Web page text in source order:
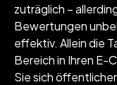
zuträglich –
Bewertungen
effektiv. Allein die
Bereich in Ihren E-
Sie sich